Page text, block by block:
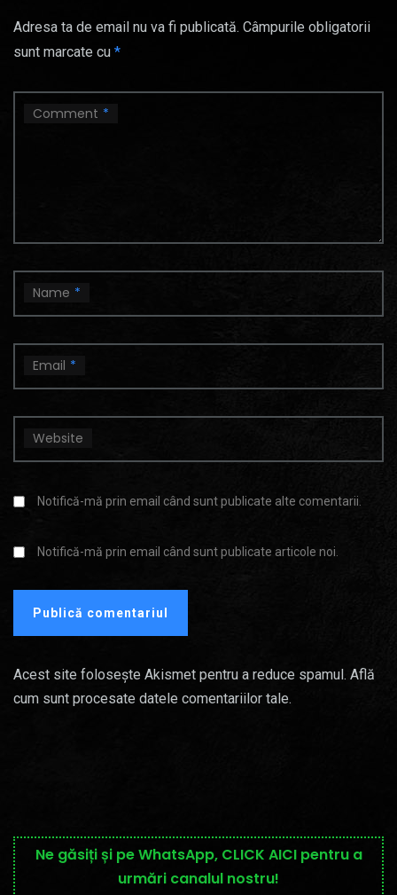
Adresa ta de email nu va fi publicată. Câmpurile obligatorii
sunt marcate cu *
Comment *
Name *
Email *
Website
Notifică-mă prin email când sunt publicate alte comentarii.
Notifică-mă prin email când sunt publicate articole noi.
Acest site folosește Akismet pentru a reduce spamul. Află
cum sunt procesate datele comentariilor tale.
Ne găsiți și pe WhatsApp, CLICK AICI pentru a
urmări canalul nostru!